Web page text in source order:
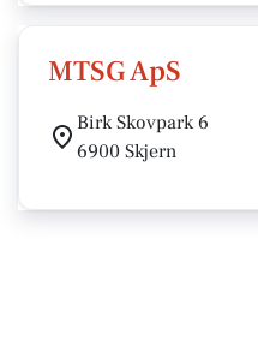
MTSG ApS
Birk Skovpark 6
6900 Skjern